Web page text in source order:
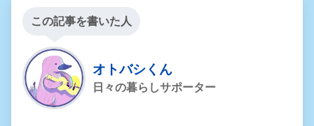
この記事を書いた人
オトバシくん
日々の暮らしサポーター